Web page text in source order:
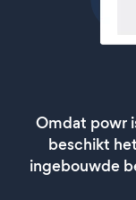
Omdat powr
beschikt
ingebouwde